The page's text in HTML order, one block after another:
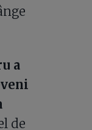
a
de